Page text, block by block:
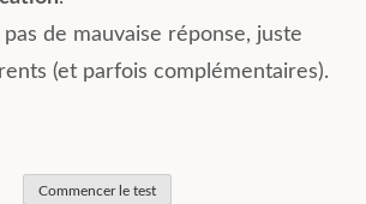
pas de mauvaise réponse, juste
(et parfois complémentaires).
Commencer le test